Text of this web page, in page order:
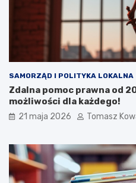
SAMORZĄD I POLITYKA LOKALNA
Zdalna pomoc prawna od
możliwości dla każdego!
21 maja 2026 Tomasz